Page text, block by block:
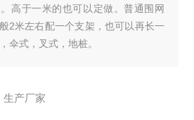
高于一米的也可以定做。普通围网
2米左右配一个支架，也可以再长一
伞式，叉式，地桩。
生产厂家